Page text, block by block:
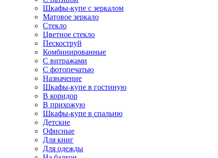
Шкафы-купе с зеркалом
Матовое зеркало
Стекло
Цветное стекло
Пескоструй
Комбинированные
С витражами
С фотопечатью
Назначение
Шкафы-купе в гостиную
В коридор
В прихожую
Шкафы-купе в спальню
Детские
Офисные
Для книг
Для одежды